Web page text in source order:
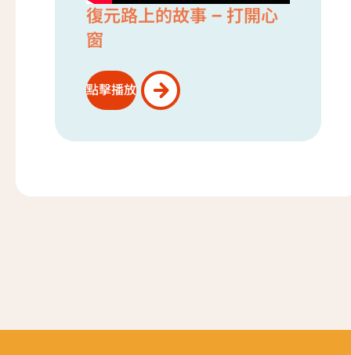
復元路上的故事 – 打開心
窗
點擊播放